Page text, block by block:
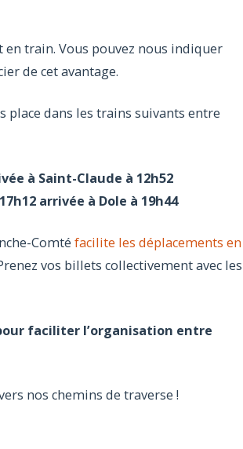
train. Vous pouvez nous indiquer
de cet avantage.
place dans les trains suivants entre
à Saint-Claude à 12h52
arrivée à Dole à 19h44
Comté facilite les déplacements en
vos billets collectivement avec les
faciliter l’organisation entre
nos chemins de traverse !